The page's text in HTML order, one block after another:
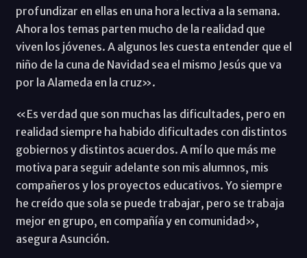
profundizar en ellas en una hora lectiva a la semana.
Ahora los temas parten mucho de la realidad que
viven los jóvenes. A algunos les cuesta entender que el
niño de la cuna de Navidad sea el mismo Jesús que va
por la Alameda en la cruz».
«Es verdad que son muchas las dificultades, pero en
realidad siempre ha habido dificultades con distintos
gobiernos y distintos acuerdos. A mí lo que más me
motiva para seguir adelante son mis alumnos, mis
compañeros y los proyectos educativos. Yo siempre
he creído que sola se puede trabajar, pero se trabaja
mejor en grupo, en compañía y en comunidad»,
asegura Asunción.